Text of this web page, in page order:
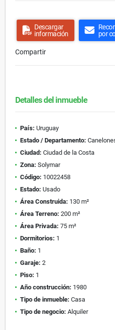
Descargar
información
por
Compartir
Detalles del inmueble
País: Uruguay
Estado / Departamento:
Ciudad: Ciudad de la Costa
Zona: Solymar
Código: 10022458
Estado: Usado
Área Construida: 130 m²
Área Terreno: 200 m²
Área Privada: 75 m²
Dormitorios: 1
Baño: 1
Garaje: 2
Piso: 1
Año construcción: 1980
Tipo de inmueble: Casa
Tipo de negocio: Alquiler